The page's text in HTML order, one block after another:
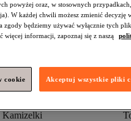
Tommy Hilfiger Żółty
Kamizelki
powyżej oraz, w stosownych
W każdej chwili możesz zmienić decyzję
będziemy używać wyłącznie tych
więcej informacji, zapoznaj się z naszą
cookie Akceptuj wszystkie pliki